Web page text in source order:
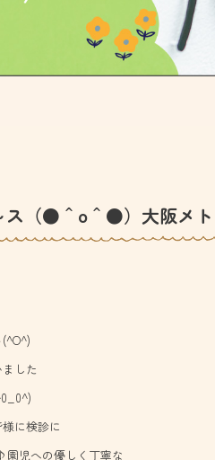
（●＾o＾●）大阪メト
した
に検診に
児への優しく丁寧な